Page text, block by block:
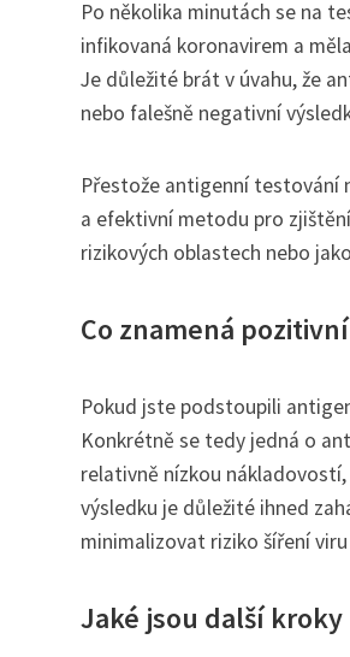
Po několika minutách se na
infikovaná koronavirem a
Je důležité brát v úvahu, že
nebo falešně negativní
Přestože antigenní testování
a efektivní metodu pro
rizikových oblastech nebo
Co znamená
Pokud jste podstoupili
Konkrétně se tedy jedná o
relativně nízkou
výsledku je důležité ihned
minimalizovat riziko šíření
Jaké jsou další